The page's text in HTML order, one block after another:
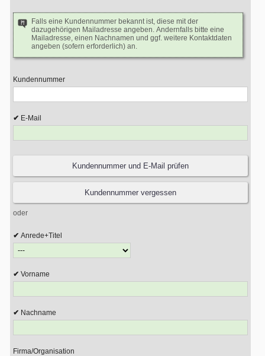
Falls eine Kundennummer bekannt ist, diese mit der
dazugehörigen Mailadresse angeben. Andernfalls bitte eine
Mailadresse, einen Nachnamen und ggf. weitere Kontaktdaten
angeben (sofern erforderlich) an.
Kundennummer
E-Mail
oder
Anrede+Titel
Vorname
Nachname
Firma/Organisation